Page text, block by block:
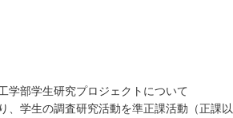
学部学生研究プロジェクトについて
、学生の調査研究活動を準正課活動（正課以